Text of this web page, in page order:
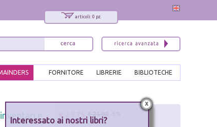
articoli: 0 pz.
BIBLIOTECHE
LIBRERIE
FORNITORE
e
€ 23.75
x
Interessato ai nostri libri?